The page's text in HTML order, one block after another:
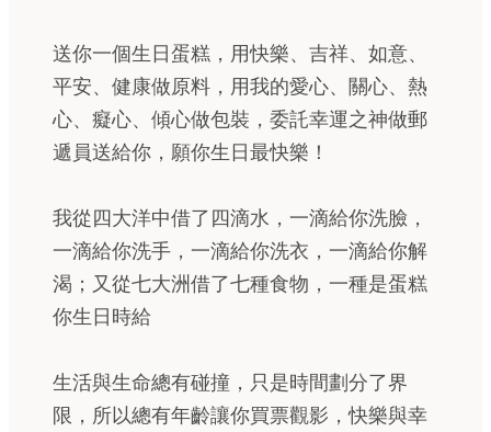
送你一個生日蛋糕，用快樂、吉祥、如意、
平安、健康做原料，用我的愛心、關心、熱
心、癡心、傾心做包裝，委託幸運之神做郵
遞員送給你，願你生日最快樂！
我從四大洋中借了四滴水，一滴給你洗臉，
一滴給你洗手，一滴給你洗衣，一滴給你解
渴；又從七大洲借了七種食物，一種是蛋糕
你生日時給
生活與生命總有碰撞，只是時間劃分了界
限，所以總有年齡讓你買票觀影，快樂與幸